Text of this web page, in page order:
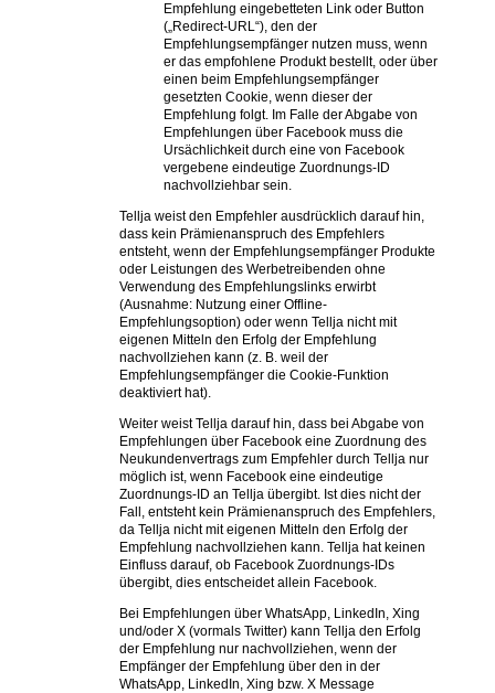
Empfehlung eingebetteten Link oder Button
(„Redirect-URL“), den der
Empfehlungsempfänger nutzen muss, wenn
er das empfohlene Produkt bestellt, oder über
einen beim Empfehlungsempfänger
gesetzten Cookie, wenn dieser der
Empfehlung folgt. Im Falle der Abgabe von
Empfehlungen über Facebook muss die
Ursächlichkeit durch eine von Facebook
vergebene eindeutige Zuordnungs-ID
nachvollziehbar sein.
Tellja weist den Empfehler ausdrücklich darauf hin,
dass kein Prämienanspruch des Empfehlers
entsteht, wenn der Empfehlungsempfänger Produkte
oder Leistungen des Werbetreibenden ohne
Verwendung des Empfehlungslinks erwirbt
(Ausnahme: Nutzung einer Offline-
Empfehlungsoption) oder wenn Tellja nicht mit
eigenen Mitteln den Erfolg der Empfehlung
nachvollziehen kann (z. B. weil der
Empfehlungsempfänger die Cookie-Funktion
deaktiviert hat).
Weiter weist Tellja darauf hin, dass bei Abgabe von
Empfehlungen über Facebook eine Zuordnung des
Neukundenvertrags zum Empfehler durch Tellja nur
möglich ist, wenn Facebook eine eindeutige
Zuordnungs-ID an Tellja übergibt. Ist dies nicht der
Fall, entsteht kein Prämienanspruch des Empfehlers,
da Tellja nicht mit eigenen Mitteln den Erfolg der
Empfehlung nachvollziehen kann. Tellja hat keinen
Einfluss darauf, ob Facebook Zuordnungs-IDs
übergibt, dies entscheidet allein Facebook.
Bei Empfehlungen über WhatsApp, LinkedIn, Xing
und/oder X (vormals Twitter) kann Tellja den Erfolg
der Empfehlung nur nachvollziehen, wenn der
Empfänger der Empfehlung über den in der
WhatsApp, LinkedIn, Xing bzw. X Message